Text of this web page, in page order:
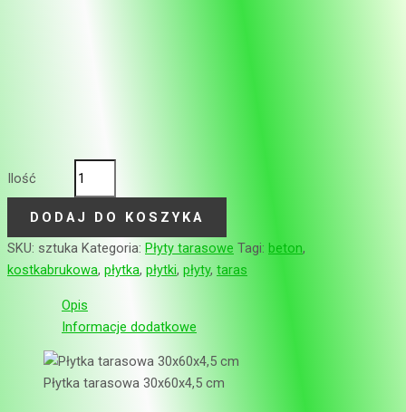
Ilość
DODAJ DO KOSZYKA
SKU: sztuka Kategoria: Płyty tarasowe Tagi: beton,
kostkabrukowa, płytka, płytki, płyty, taras
Opis
Informacje dodatkowe
Płytka tarasowa 30x60x4,5 cm